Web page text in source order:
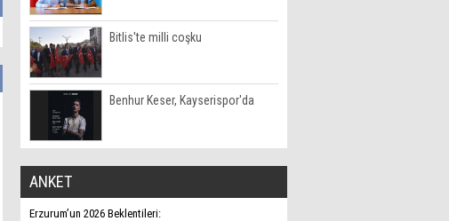
Bitlis'te milli coşku
Benhur Keser, Kayserispor'da
ANKET
Erzurum’un 2026 Beklentileri: